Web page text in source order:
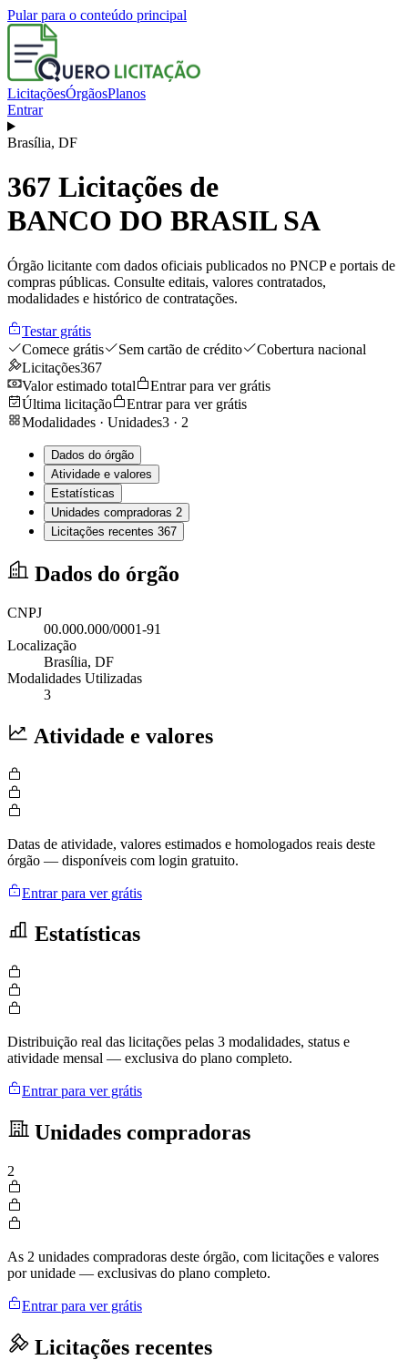
Pular para o conteúdo principal
LicitaçõesÓrgãosPlanos
Entrar
Brasília, DF
367 Licitações de
BANCO DO BRASIL SA
Órgão licitante com dados oficiais publicados no PNCP e portais de
compras públicas. Consulte editais, valores contratados,
modalidades e histórico de contratações.
Testar grátis
Comece grátis
Sem cartão de crédito
Cobertura nacional
Licitações367
Valor estimado total
Entrar para ver grátis
Última licitação
Entrar para ver grátis
Modalidades · Unidades3 · 2
Dados do órgão
Atividade e valores
Estatísticas
Unidades compradoras 2
Licitações recentes 367
Dados do órgão
CNPJ
00.000.000/0001-91
Localização
Brasília, DF
Modalidades Utilizadas
3
Atividade e valores
Datas de atividade, valores estimados e homologados reais deste
órgão — disponíveis com login gratuito.
Entrar para ver grátis
Estatísticas
Distribuição real das licitações pelas 3 modalidades, status e
atividade mensal — exclusiva do plano completo.
Entrar para ver grátis
Unidades compradoras
2
As 2 unidades compradoras deste órgão, com licitações e valores
por unidade — exclusivas do plano completo.
Entrar para ver grátis
Licitações recentes